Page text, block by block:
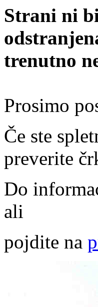
Strani ni
trenutno
Prosimo
Če ste
preverite
Do
ali
pojdite na